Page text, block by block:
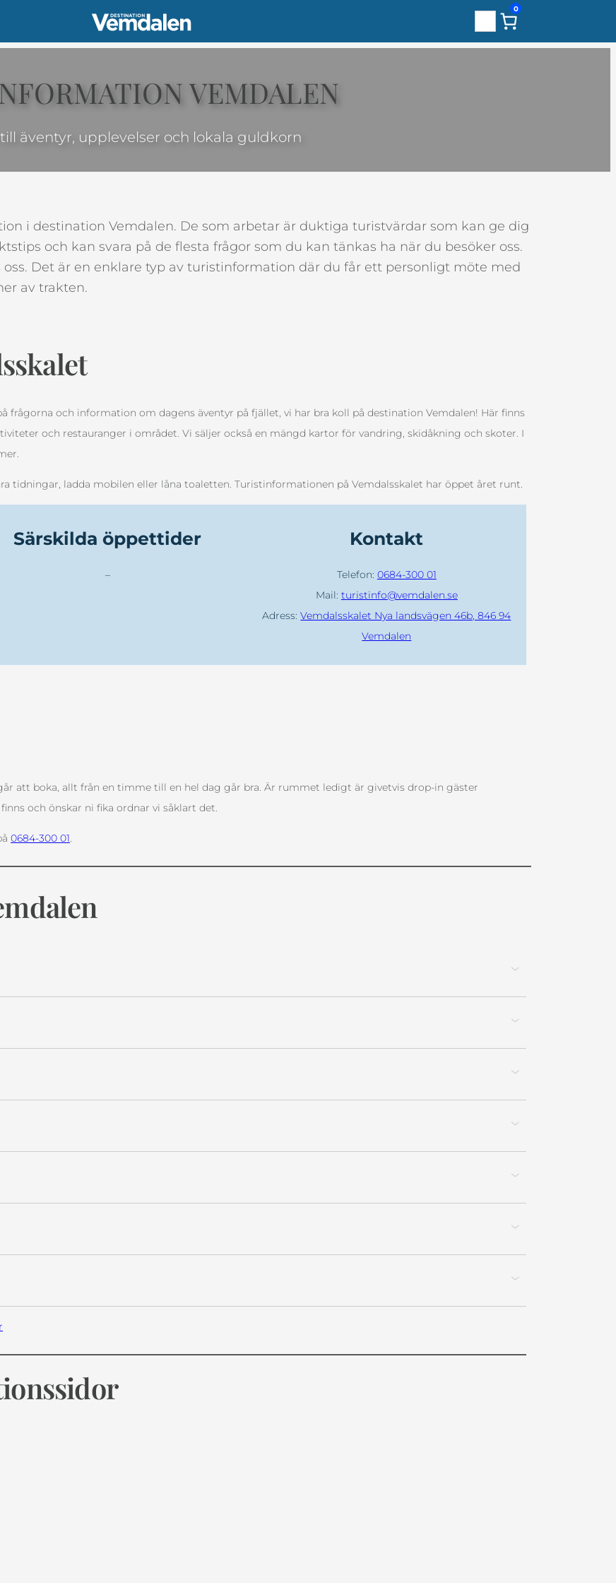
0
VEMDALEN
äventyr, upplevelser och lokala guldkorn
i destination Vemdalen. De som arbetar är duktiga turistvärdar som kan ge dig
och kan svara på de flesta frågor som du kan tänkas ha när du besöker oss.
Det är en enklare typ av turistinformation där du får ett personligt möte med
av trakten.
frågorna och information om dagens äventyr på fjället, vi har bra koll på destination Vemdalen! Här finns
och restauranger i området. Vi säljer också en mängd kartor för vandring, skidåkning och skoter. I
tidningar, ladda mobilen eller låna toaletten. Turistinformationen på Vemdalsskalet har öppet året runt.
Särskilda öppettider
–
Kontakt
Telefon: 0684-300 01
Mail: turistinfo@vemdalen.se
Adress:Vemdalsskalet Nya landsvägen 46b, 846 94
Vemdalen
att boka, allt från en timme till en hel dag går bra. Är rummet ledigt är givetvis drop-in gäster
och önskar ni fika ordnar vi såklart det.
0684-300 01.